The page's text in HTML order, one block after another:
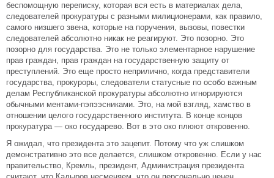
беспомощную переписку, которая вся есть в материалах дела,
следователей прокуратуры с разными милиционерами, как правило,
самого низшего звена, которые на поручения, вызовы, повестки
следователей абсолютно никак не реагируют. Это позорно. Это
позорно для государства. Это не только элементарное нарушение
прав граждан, прав граждан на государственную защиту от
преступлений. Это еще просто неприлично, когда представители
государства, прокуроры, следователи статусные по особо важным
делам Республиканской прокуратуры абсолютно игнорируются
обычными ментами-пэпээсниками. Это, на мой взгляд, хамство в
отношении целого государственного института. В конце концов
прокуратура — око государево. Вот в это око плюют откровенно.
Я ожидал, что президента это зацепит. Потому что уж слишком
демонстративно это все делается, слишком откровенно. Если у нас
правительство, Кремль, президент, Администрация президента